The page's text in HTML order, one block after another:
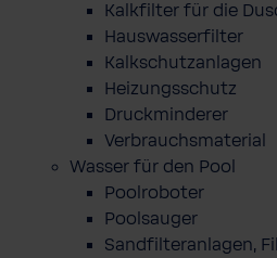
Kalkfilter für die
Hauswasserfilter
Kalkschutzanlagen
Heizungsschutz
Druckminderer
Verbrauchsmaterial
Wasser für den Pool
Poolroboter
Poolsauger
Sandfilteranlagen,